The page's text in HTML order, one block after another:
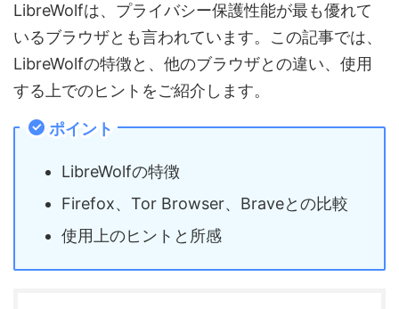
LibreWolfは、プライバシー保護性能が最も優れて
いるブラウザとも言われています。この記事では、
LibreWolfの特徴と、他のブラウザとの違い、使用
する上でのヒントをご紹介します。
ポイント
LibreWolfの特徴
Firefox、Tor Browser、Braveとの比較
使用上のヒントと所感